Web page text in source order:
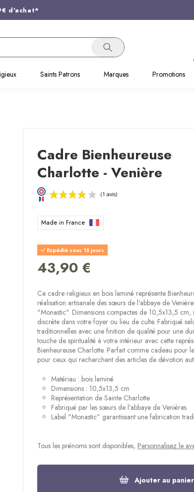
d'achat*
même !Saints Patrons Marques Promotions
Cadre Bienheureuse
Charlotte - Venière
Made in France
Expédié sous 15 jours
43,90 €
Ce cadre religieux en bois laminé représente
réalisation artisanale des sœurs de l'abbaye de
"Monastic". Dimensions compactes de 10,5x13,5
discrète dans votre foyer ou lieu de culte. Fabriqué
traditionnelles avec une finition de qualité pour une
touche de spiritualité à votre intérieur avec cette
Bienheureuse Charlotte. Parfait comme cadeau pour
pour ceux qui recherchent des articles de dévotion
Matériau : bois laminé
Dimensions : 10,5x13,5 cm
Représentation de Sainte Charlotte
Fabriqué par les sœurs de l'abbaye de Venières
Label "Monastic" garantissant une fabrication
Tous les prénoms sont disponibles, Personnalisez le
Ajouter au panier